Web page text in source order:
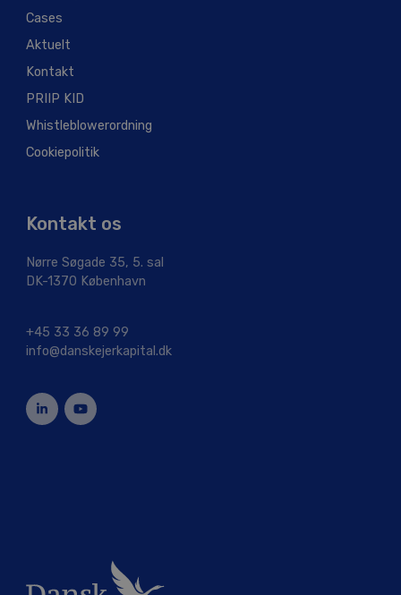
Cases
Aktuelt
Kontakt
PRIIP KID
Whistleblowerordning
Cookiepolitik
Kontakt os
Nørre Søgade 35, 5. sal
DK-1370 København
+45 33 36 89 99
info@danskejerkapital.dk